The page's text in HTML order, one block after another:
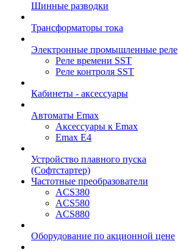
Шинные разводки
Трансформаторы тока
Электронные промышленные реле
Реле времени SST
Реле контроля SST
Кабинеты - аксессуары
Автоматы Emax
Аксессуары к Emax
Emax E4
Устройство плавного пуска
(Софтстартер)
Частотные преобразователи
ACS380
ACS580
ACS880
Оборудование по акционной цене